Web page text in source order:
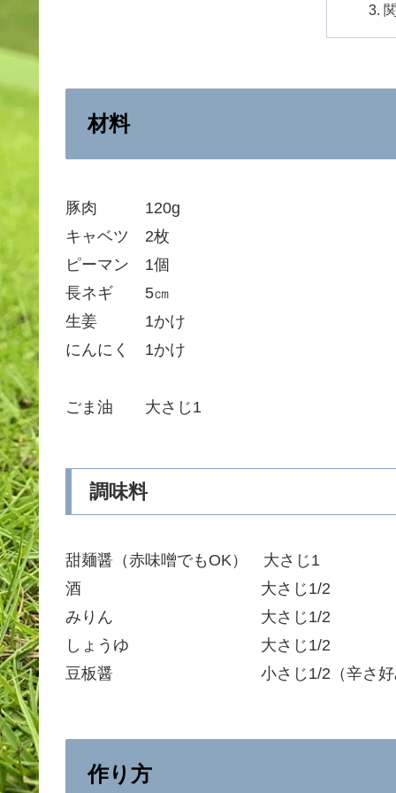
材料
豚肉 120g
キャベツ 2枚
ピーマン 1個
長ネギ 5㎝
生姜 1かけ
にんにく 1かけ
ごま油 大さじ1
調味料
甜麺醤（赤味噌でもOK） 大さじ1
酒 大さじ1/2
みりん 大さじ1/2
しょうゆ 大さじ1/2
豆板醤 小さじ1/2（辛さ好み
作り方